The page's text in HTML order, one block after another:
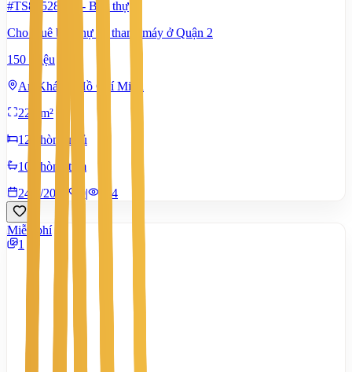
#TS83528205 - Biệt thự
Cho thuê biệt thự có thang máy ở Quận 2
150 Triệu
An Khánh, Hồ Chí Minh
220 m²
12 phòng ngủ
10 phòng tắm
24/7/2026
0| 984
Miễn phí
1